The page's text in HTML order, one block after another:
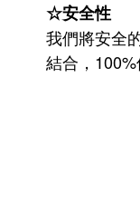
☆安全性
我們將安全
結合，100%